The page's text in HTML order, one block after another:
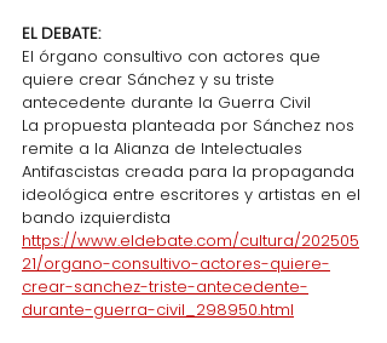
EL DEBATE:
El órgano consultivo con actores que
quiere crear Sánchez y su triste
antecedente durante la Guerra Civil
La propuesta planteada por Sánchez nos
remite a la Alianza de Intelectuales
Antifascistas creada para la propaganda
ideológica entre escritores y artistas en el
bando izquierdista
https://www.eldebate.com/cultura/202505
21/organo-consultivo-actores-quiere-
crear-sanchez-triste-antecedente-
durante-guerra-civil_298950.html